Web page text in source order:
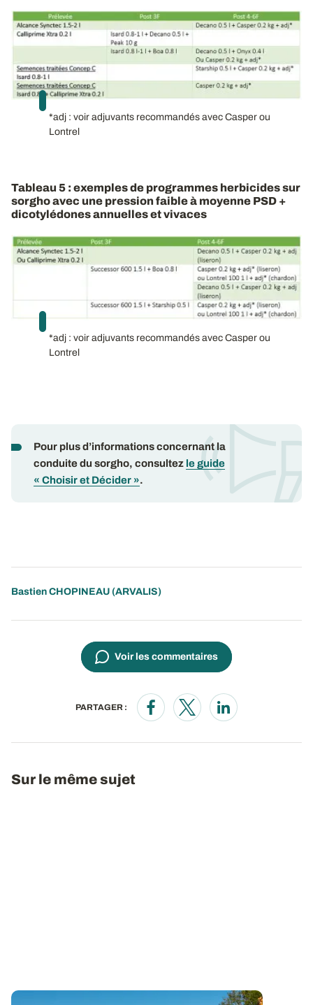
*adj : voir adjuvants recommandés avec Casper ou
Lontrel
Tableau 5 : exemples de programmes herbicides sur
sorgho avec une pression faible à moyenne PSD +
dicotylédones annuelles et vivaces
*adj : voir adjuvants recommandés avec Casper ou
Lontrel
Pour plus d’informations concernant la
conduite du sorgho, consultez le guide
« Choisir et Décider ».
Bastien CHOPINEAU (ARVALIS)
Voir les commentaires
PARTAGER :
Opens in a new window
Opens in a new window
Opens in a new
Sur le même sujet